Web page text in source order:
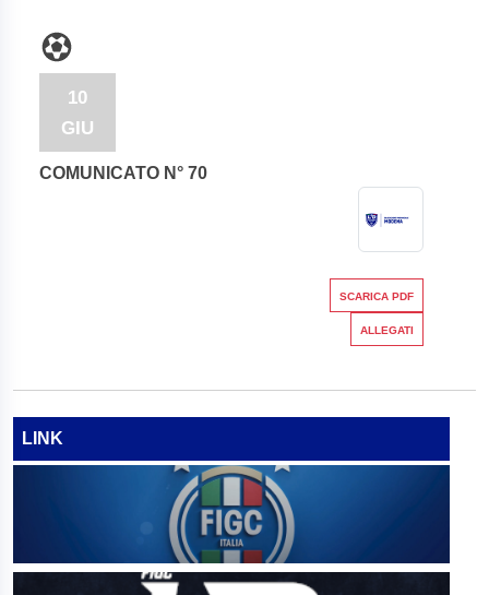
10
GIU
COMUNICATO N° 70
SCARICA PDF
ALLEGATI
LINK